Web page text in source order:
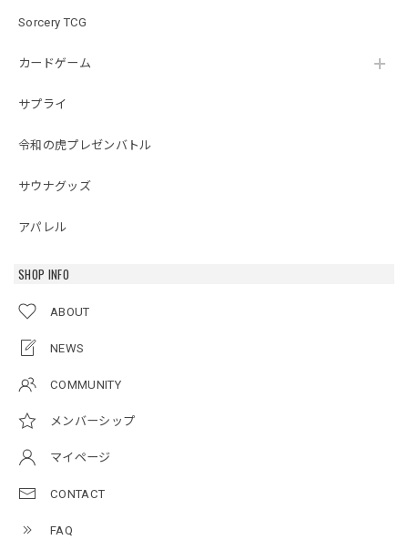
Sorcery TCG
カードゲーム
サプライ
令和の虎プレゼンバトル
サウナグッズ
アパレル
SHOP INFO
ABOUT
NEWS
COMMUNITY
メンバーシップ
マイページ
CONTACT
FAQ